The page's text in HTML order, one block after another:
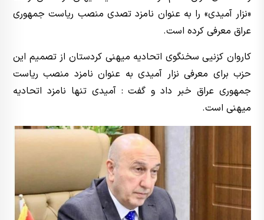
«نزار آمیدی» را به عنوان نامزد تصدی منصب ریاست جمهوری
عراق معرفی کرده است.
کاروان کزنیی سخنگوی اتحادیه میهنی کردستان از تصمیم این
حزب برای معرفی نزار آمیدی به عنوان نامزد منصب ریاست
جمهوری عراق خبر داد و گفت : آمیدی تنها نامزد اتحادیه
میهنی است.